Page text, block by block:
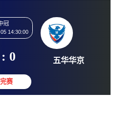
2026-06-05 14:30:00
0 : 0